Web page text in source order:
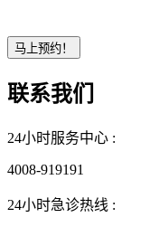
联系我们
24小时服务中心 :
4008-919191
24小时急诊热线 :